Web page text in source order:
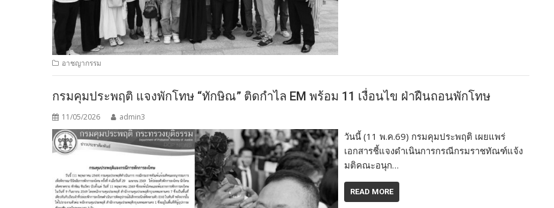
อาชญากรรม
กรมคุมประพฤติ แจงพักโทษ “ทักษิณ” ติดกำไล EM พร้อม 11 เงื่อนไข ฝ่าฝืนถอนพักโทษ
11/05/2026 admin3
วันนี้ (11 พ.ค.69) กรมคุมประพฤติ เผยแพร่
เอกสารชี้แจงดำเนินการกรณีกรมราชทัณฑ์แจ้ง
มติคณะอนุก…
READ MORE